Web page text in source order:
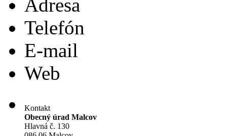
Adresa
Telefón
E-mail
Web
Kontakt
Obecný úrad Malcov
Hlavná č. 130